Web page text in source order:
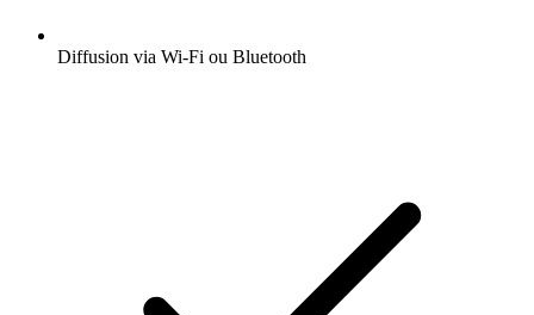
Diffusion via Wi-Fi ou Bluetooth